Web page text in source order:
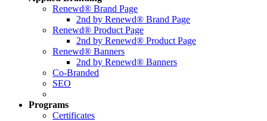
Renewd® Brand Page
2nd by Renewd® Brand Page
Renewd® Product Page
2nd by Renewd® Product Page
Renewd® Banners
2nd by Renewd® Banners
Co-Branded
SEO
Programs
Certificates